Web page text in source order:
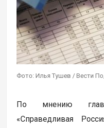
Фото: Илья Тушев / Вести
По мнению
«Справедливая